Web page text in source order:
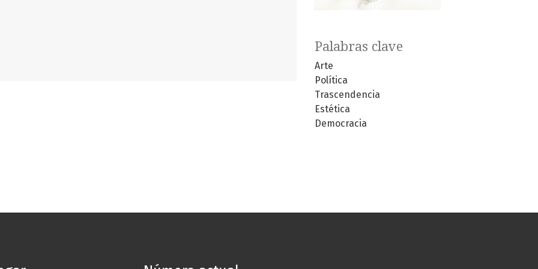
Palabras clave
Arte
Política
Trascendencia
Estética
Democracia